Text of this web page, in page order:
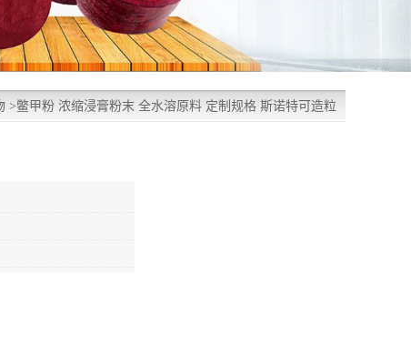
>鳖甲粉 浓缩浸膏粉末 全水溶原料 定制规格 斯诺特可造粒